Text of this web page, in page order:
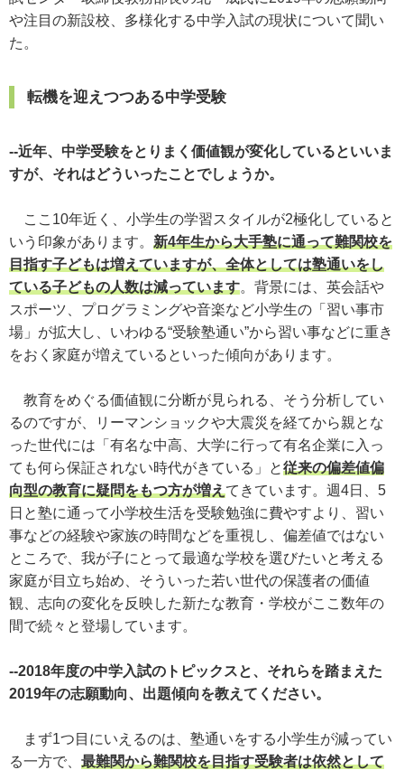
や注目の新設校、多様化する中学入試の現状について聞い
た。
転機を迎えつつある中学受験
--近年、中学受験をとりまく価値観が変化しているといいま
すが、それはどういったことでしょうか。
ここ10年近く、小学生の学習スタイルが2極化していると
いう印象があります。 新4年生から大手塾に通って難関校を
目指す子どもは増えていますが、全体としては塾通いをし
ている子どもの人数は減っています。背景には、英会話や
スポーツ、プログラミングや音楽など小学生の「習い事市
場」が拡大し、いわゆる“受験塾通い”から習い事などに重き
をおく家庭が増えているといった傾向があります。
教育をめぐる価値観に分断が見られる、そう分析してい
るのですが、リーマンショックや大震災を経てから親とな
った世代には「有名な中高、大学に行って有名企業に入っ
ても何ら保証されない時代がきている」と従来の偏差値偏
向型の教育に疑問をもつ方が増えてきています。週4日、5
日と塾に通って小学校生活を受験勉強に費やすより、習い
事などの経験や家族の時間などを重視し、偏差値ではない
ところで、我が子にとって最適な学校を選びたいと考える
家庭が目立ち始め、そういった若い世代の保護者の価値
観、志向の変化を反映した新たな教育・学校がここ数年の
間で続々と登場しています。
--2018年度の中学入試のトピックスと、それらを踏まえた
2019年の志願動向、出題傾向を教えてください。
まず1つ目にいえるのは、塾通いをする小学生が減ってい
る一方で、 最難関から難関校を目指す受験者は依然として